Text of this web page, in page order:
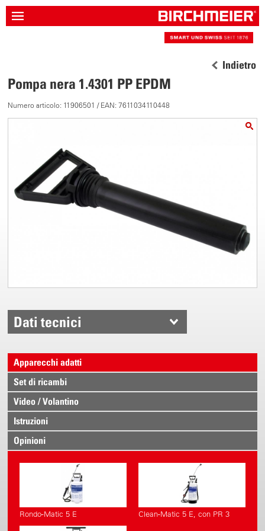
Indietro
Pompa nera 1.4301 PP EPDM
Numero articolo: 11906501 / EAN: 7611034110448
Dati tecnici
Apparecchi adatti
Set di ricambi
Video / Volantino
Istruzioni
Opinioni
Rondo-Matic 5 E Clean-Matic 5 E, con PR 3